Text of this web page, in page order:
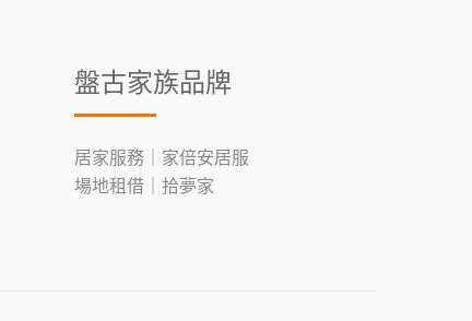
盤古家族品牌
居家服務｜家倍安居服
場地租借｜拾夢家